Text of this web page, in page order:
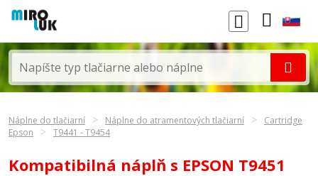
Náplne do tlačiarní Náplne do atramentových tlačiarní
Cartridge
Epson
T9441 - T9454
Kompatibilná náplň s EPSON T9451